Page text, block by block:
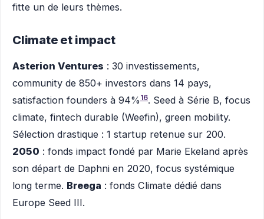
fitte un de leurs thèmes.
Climate et impact
Asterion Ventures : 30 investissements,
community de 850+ investors dans 14 pays,
satisfaction founders à 94% 16. Seed à Série B, focus
climate, fintech durable (Weefin), green mobility.
Sélection drastique : 1 startup retenue sur 200.
2050 : fonds impact fondé par Marie Ekeland après
son départ de Daphni en 2020, focus systémique
long terme. Breega : fonds Climate dédié dans
Europe Seed III.